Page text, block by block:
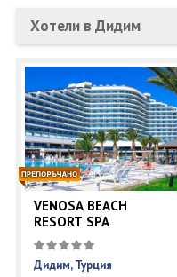
ЕКЗОТИКА
ЕКСКУРЗИИ
ОЩЕ
ЗА НАС
ФИРМЕНИ ДОКУМЕНТИ
0700 144 34
Хотели в Дидим
VENOSA BEACH
RESORT SPA
Дидим, Турция